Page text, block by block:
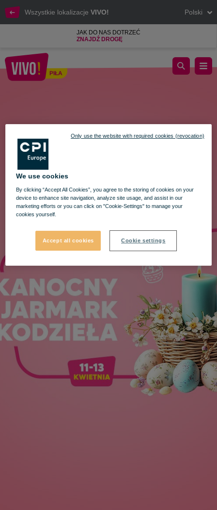
Wszystkie lokalizacje VIVO! Polski
JAK DO NAS DOTRZEĆ
ZNAJDŹ DROGĘ
PIŁA
Jarmark Wielkanocny
We use cookies
By clicking “Accept All Cookies”, you agree to the storing of cookies on your
device to enhance site navigation, analyze site usage, and assist in our
marketing efforts or you can click on "Cookie-Settings" to manage your
cookies yourself.
Accept all cookies Cookie settings
Only use the website with required cookies (revocation)